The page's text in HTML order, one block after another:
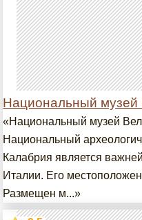
Национальный музей
«Национальный музей
Национальный
Калабрия является
Италии. Его
Размещен м...»